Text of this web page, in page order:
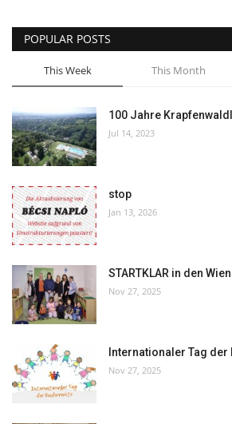
POPULAR POSTS
This Week This Month
100 Jahre
Jul 14, 2023
stop
Jan 13, 2026
STARTKLAR in den
Nov 27, 2025
Internationaler Tag
Nov 27, 2025